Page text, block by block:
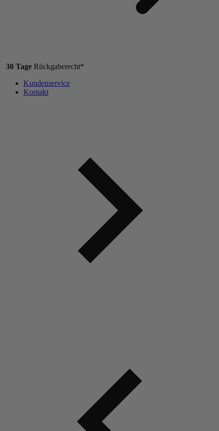
30 Tage Rückgaberecht*
Kundenservice
Kontakt